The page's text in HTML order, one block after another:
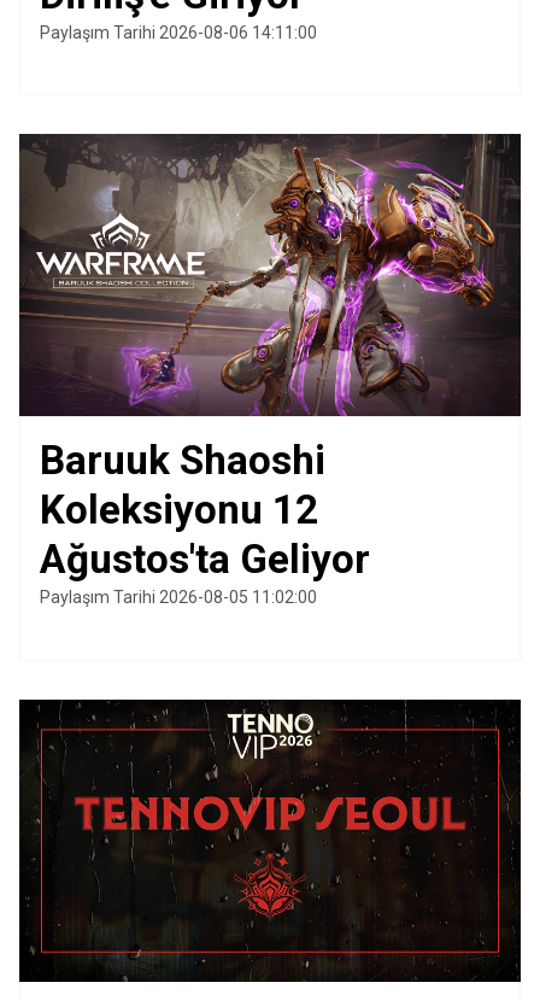
Paylaşım Tarihi 2026-08-06 14:11:00
Baruuk Shaoshi
Koleksiyonu 12
Ağustos'ta Geliyor
Paylaşım Tarihi 2026-08-05 11:02:00